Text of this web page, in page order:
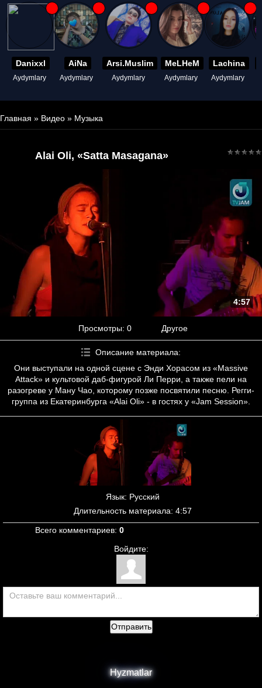
Danixxl
Aydymlary
AiNa
Aydymlary
Arsi.Muslim
Aydymlary
MeLHeM
Aydymlary
Lachina
Aydymlary
Главная » Видео » Музыка
Alai Oli, «Satta Masagana»
4:57
Просмотры: 0 Другое
Описание материала:
Они выступали на одной сцене с Энди Хорасом из «Massive
Attack» и культовой даб-фигурой Ли Перри, а также пели на
разогреве у Ману Чао, которому позже посвятили песню. Регги-
группа из Екатеринбурга «Alai Oli» - в гостях у «Jam Session».
Язык: Русский
Длительность материала: 4:57
Всего комментариев: 0
Войдите:
Отправить
Hyzmatlar